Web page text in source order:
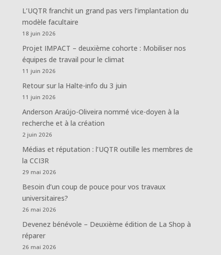
L’UQTR franchit un grand pas vers l’implantation du
modèle facultaire
18 juin 2026
Projet IMPACT – deuxième cohorte : Mobiliser nos
équipes de travail pour le climat
11 juin 2026
Retour sur la Halte-info du 3 juin
11 juin 2026
Anderson Araújo-Oliveira nommé vice-doyen à la
recherche et à la création
2 juin 2026
Médias et réputation : l’UQTR outille les membres de
la CCI3R
29 mai 2026
Besoin d’un coup de pouce pour vos travaux
universitaires?
26 mai 2026
Devenez bénévole – Deuxième édition de La Shop à
réparer
26 mai 2026